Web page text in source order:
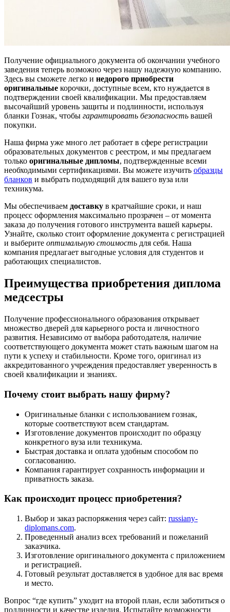
Получение официального документа об окончании учебного
заведения теперь возможно через нашу надежную компанию.
Здесь вы сможете легко и недорого приобрести
оригинальные корочки, доступные всем, кто нуждается в
подтверждении своей квалификации. Мы предоставляем
высочайший уровень защиты и подлинности, используя
бланки Гознак, чтобы гарантировать безопасность вашей
покупки.
Наша фирма уже много лет работает в сфере регистрации
образовательных документов с реестром, и мы предлагаем
только оригинальные дипломы, подтвержденные всеми
необходимыми сертификациями. Вы можете изучить образцы
бланков и выбрать подходящий для вашего вуза или
техникума.
Мы обеспечиваем доставку в кратчайшие сроки, и наш
процесс оформления максимально прозрачен – от момента
заказа до получения готового инструмента вашей карьеры.
Узнайте, сколько стоит оформление документа с регистрацией
и выберите оптимальную стоимость для себя. Наша
компания предлагает выгодные условия для студентов и
работающих специалистов.
Преимущества приобретения диплома
медсестры
Получение профессионального образования открывает
множество дверей для карьерного роста и личностного
развития. Независимо от выбора работодателя, наличие
соответствующего документа может стать важным шагом на
пути к успеху и стабильности. Кроме того, оригинал из
аккредитованного учреждения предоставляет уверенность в
своей квалификации и знаниях.
Почему стоит выбрать нашу фирму?
Оригинальные бланки с использованием гознак,
которые соответствуют всем стандартам.
Изготовление документов происходит по образцу
конкретного вуза или техникума.
Быстрая доставка и оплата удобным способом по
согласованию.
Компания гарантирует сохранность информации и
приватность заказа.
Как происходит процесс приобретения?
Выбор и заказ распоряжения через сайт: russiany-
diplomans.com.
Проведенный анализ всех требований и пожеланий
заказчика.
Изготовление оригинального документа с приложением
и регистрацией.
Готовый результат доставляется в удобное для вас время
и место.
Вопрос “где купить” уходит на второй план, если заботиться о
подлинности и качестве изделия. Испытайте возможности